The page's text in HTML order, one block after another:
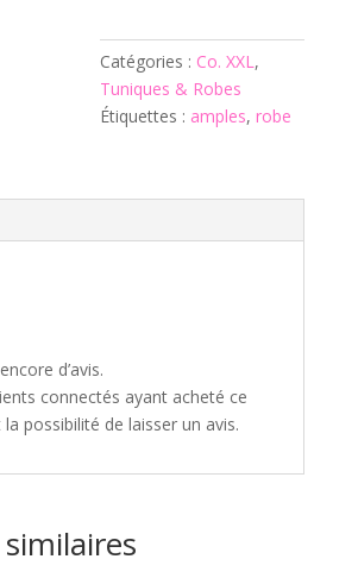
Catégories : Co. XXL,
Tuniques & Robes
Étiquettes : amples,robe
d’avis.
connectés ayant acheté ce
possibilité de laisser un avis.